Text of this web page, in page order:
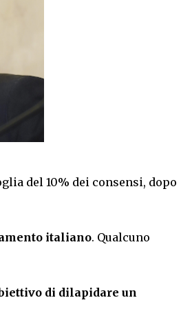
del 10% dei consensi, dopo
italiano. Qualcuno
di dilapidare un